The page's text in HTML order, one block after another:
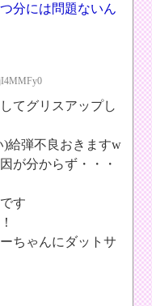
分には問題ないん
てグリスアップし
)給弾不良おきますw
が分からず・・・
す
ちゃんにダットサ